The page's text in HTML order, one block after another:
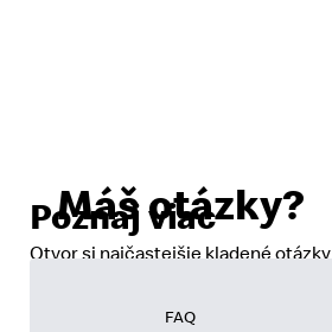
Máš otázky?
Otvor si najčastejšie kladené otázky
FAQ
Poznaj viac